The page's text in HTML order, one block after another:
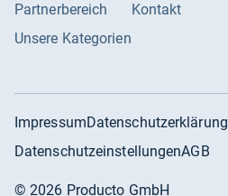
Partnerbereich
Unsere Kategorien
Kontakt
ImpressumDatenschutzerklärung
DatenschutzeinstellungenAGB
©2026 Producto GmbH